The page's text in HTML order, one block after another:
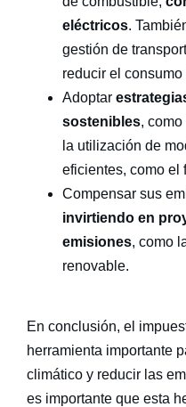
eléctricos.
gestión de
reducir el
Adoptar
sostenibles,
la utilización de
eficientes, como el
Compensar sus
invirtiendo en
emisiones, como
renovable.
En conclusión, el
herramienta importante
climático y reducir las
es importante que esta